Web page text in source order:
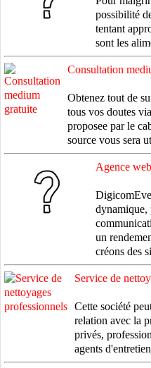
possibilité
tentant
sont les
Consultation
Obtenez tout de
tous vos doutes
proposee par le
source vous sera
Agence
dynamique,
un
créons des
Service de
Cette société
relation avec la
privés,
agents